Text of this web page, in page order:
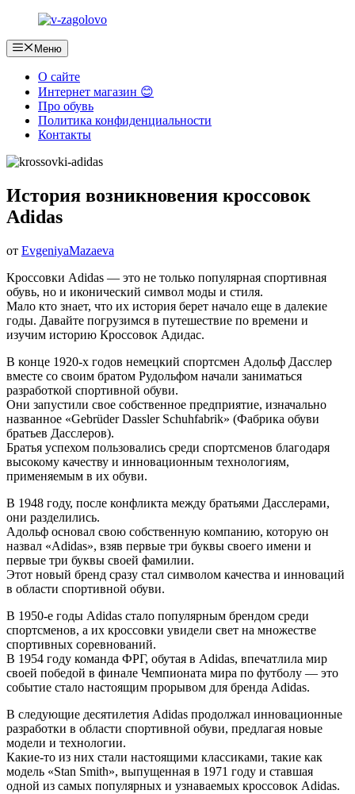
Перейти
содержимому
Меню
О сайте
Интернет магазин 😊
Про обувь
Политика конфиденциальности
Контакты
История возникновения кроссовок
Adidas
от EvgeniyaMazaeva
Кроссовки Adidas — это не только популярная спортивная
обувь, но и иконический символ моды и стиля.
Мало кто знает, что их история берет начало еще в далекие
годы. Давайте погрузимся в путешествие по времени и
изучим историю Кроссовок Адидас.
В конце 1920-х годов немецкий спортсмен Адольф Дасслер
вместе со своим братом Рудольфом начали заниматься
разработкой спортивной обуви.
Они запустили свое собственное предприятие, изначально
названное «Gebrüder Dassler Schuhfabrik» (Фабрика обуви
братьев Дасслеров).
Братья успехом пользовались среди спортсменов благодаря
высокому качеству и инновационным технологиям,
применяемым в их обуви.
В 1948 году, после конфликта между братьями Дасслерами,
они разделились.
Адольф основал свою собственную компанию, которую он
назвал «Adidas», взяв первые три буквы своего имени и
первые три буквы своей фамилии.
Этот новый бренд сразу стал символом качества и инноваций
в области спортивной обуви.
В 1950-е годы Adidas стало популярным брендом среди
спортсменов, а их кроссовки увидели свет на множестве
спортивных соревнований.
В 1954 году команда ФРГ, обутая в Adidas, впечатлила мир
своей победой в финале Чемпионата мира по футболу — это
событие стало настоящим прорывом для бренда Adidas.
В следующие десятилетия Adidas продолжал инновационные
разработки в области спортивной обуви, предлагая новые
модели и технологии.
Какие-то из них стали настоящими класcиками, такие как
модель «Stan Smith», выпущенная в 1971 году и ставшая
одной из самых популярных и узнаваемых кроссовок Adidas.